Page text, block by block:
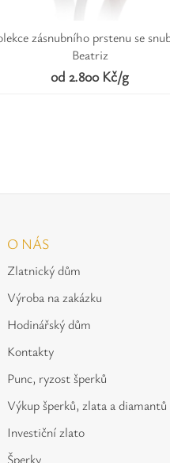
zásnubního prstenu se
Beatriz
od 2.800 Kč/g
O NÁS
Zlatnický dům
Výroba na zakázku
Hodinářský dům
Kontakty
Punc, ryzost šperků
Výkup šperků, zlata a diamantů
Investiční zlato
Šperky